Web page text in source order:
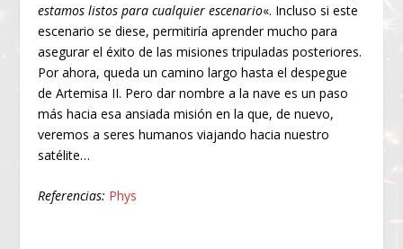
estamos listos para cualquier escenario«. Incluso si este
escenario se diese, permitiría aprender mucho para
asegurar el éxito de las misiones tripuladas posteriores.
Por ahora, queda un camino largo hasta el despegue
de Artemisa II. Pero dar nombre a la nave es un paso
más hacia esa ansiada misión en la que, de nuevo,
veremos a seres humanos viajando hacia nuestro
satélite…
Referencias: Phys